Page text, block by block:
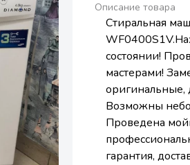
Описание товара
Стиральная
состоянии!
мастерами!
оригинальные,
Возможны
Проведена
гарантия,